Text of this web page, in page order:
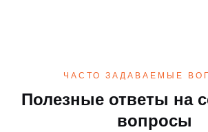
ЧАСТО ЗАДАВАЕМЫЕ
Полезные ответы на
вопросы